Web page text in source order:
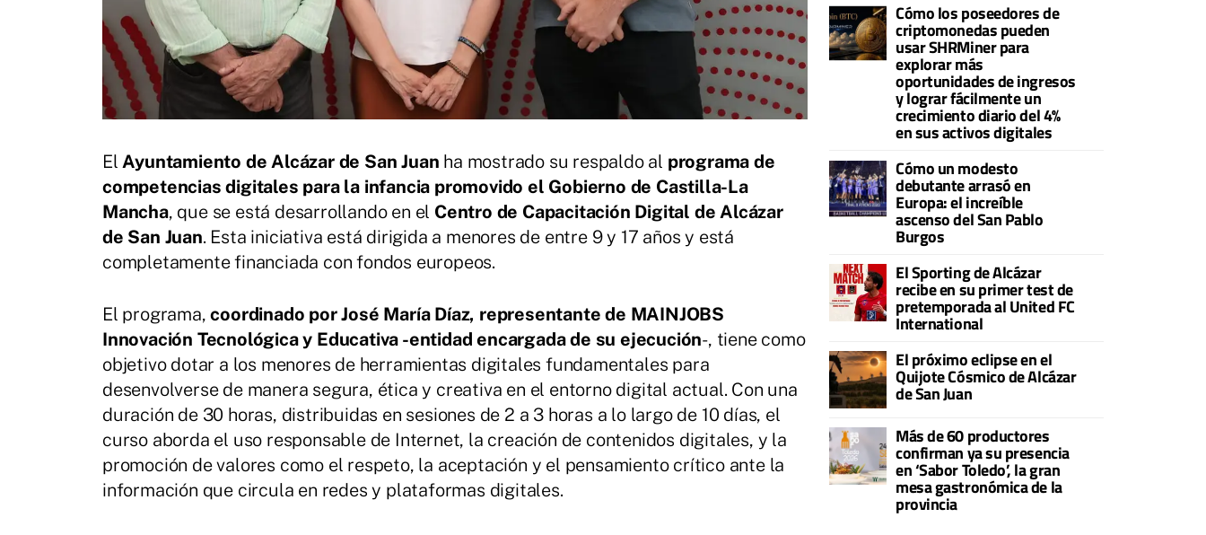
ElAyuntamiento de Alcázar de San Juan ha mostrado su respaldo al programa de
competencias digitales para la infancia promovido el Gobierno de Castilla-La
Mancha, que se está desarrollando en el Centro de Capacitación Digital de Alcázar
de San Juan. Esta iniciativa está dirigida a menores de entre 9 y 17 años y está
completamente financiada con fondos europeos.
El programa,coordinado por José María Díaz, representante de MAINJOBS
Innovación Tecnológica y Educativa -entidad encargada de su ejecución-, tiene como
objetivo dotar a los menores de herramientas digitales fundamentales para
desenvolverse de manera segura, ética y creativa en el entorno digital actual. Con una
duración de 30 horas, distribuidas en sesiones de 2 a 3 horas a lo largo de 10 días, el
curso aborda el uso responsable de Internet, la creación de contenidos digitales, y la
promoción de valores como el respeto, la aceptación y el pensamiento crítico ante la
información que circula en redes y plataformas digitales.
Cómo los poseedores de
criptomonedas pueden
usar SHRMiner para
explorar más
oportunidades de ingresos
y lograr fácilmente un
crecimiento diario del 4%
en sus activos digitales
Cómo un modesto
debutante arrasó en
Europa: el increíble
ascenso del San Pablo
Burgos
El Sporting de Alcázar
recibe en su primer test de
pretemporada al United FC
International
El próximo eclipse en el
Quijote Cósmico de Alcázar
de San Juan
Más de 60 productores
confirman ya su presencia
en ‘Sabor Toledo’, la gran
mesa gastronómica de la
provincia